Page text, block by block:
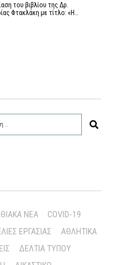
του βιβλίου της Δρ.
Φτακλάκη με τίτλο: «Η…
ΝΈΑ
COVID-19
ΕΡΓΑΣΊΑΣ
ΑΘΛΗΤΙΚΆ
ΔΕΛΤΊΑ ΤΎΠΟΥ